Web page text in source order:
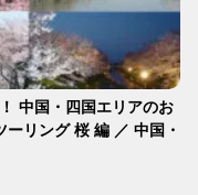
中国・四国エリアのお
リング 桜 編 ／ 中国・